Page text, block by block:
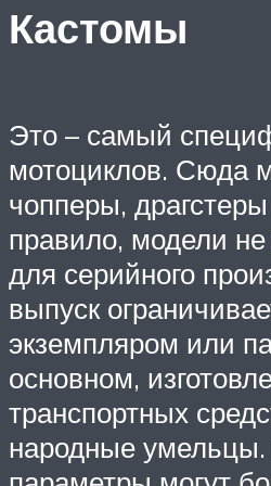
Кастомы
Это – самый
мотоциклов. Сюда
чопперы,
правило, модели
для серийного
выпуск
экземпляром или
основном,
транспортных
народные умельцы.